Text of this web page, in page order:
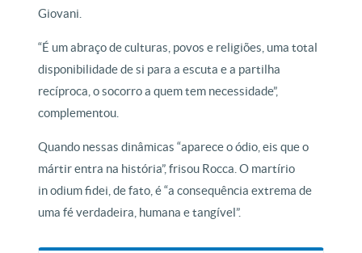
Giovani.
“É um abraço de culturas, povos e religiões, uma total
disponibilidade de si para a escuta e a partilha
recíproca, o socorro a quem tem necessidade”,
complementou.
Quando nessas dinâmicas “aparece o ódio, eis que o
mártir entra na história”, frisou Rocca. O martírio
in odium fidei, de fato, é “a consequência extrema de
uma fé verdadeira, humana e tangível”.